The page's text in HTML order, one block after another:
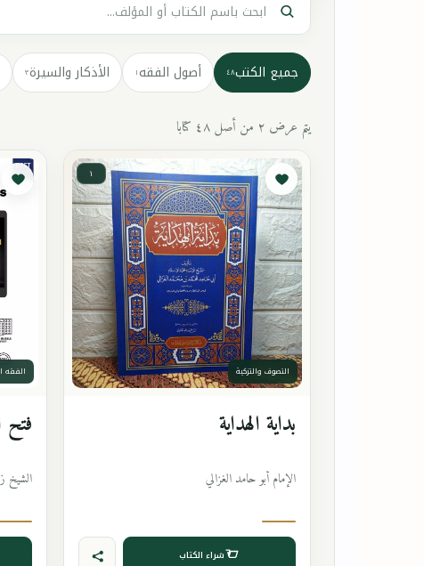
جميع الكتب٤٨ أصول الفقه١ الأذكار والسيرة٣
يتم عرض ٢ من أصل ٤٨ كتابا
١
التصوف والتزكية
بداية الهداية
الإمام أبو حامد الغزالي
شراء الكتاب
الفقه
فتح
الشيخ